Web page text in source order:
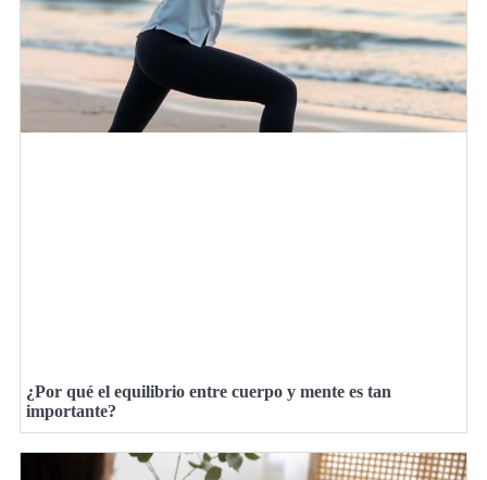
¿Por qué el equilibrio entre cuerpo y mente es tan
importante?